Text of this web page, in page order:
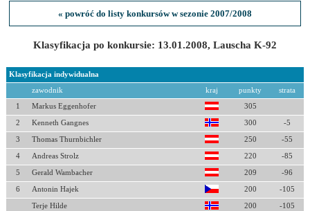
« powróć do listy konkursów w sezonie 2007/2008
Klasyfikacja po konkursie: 13.01.2008, Lauscha K-92
Klasyfikacja indywidualna
zawodnik kraj punkty strata
1 Markus Eggenhofer 305
2 Kenneth Gangnes 300 -5
3 Thomas Thurnbichler 250 -55
4 Andreas Strolz 220 -85
5 Gerald Wambacher 209 -96
6 Antonin Hajek 200 -105
Terje Hilde 200 -105